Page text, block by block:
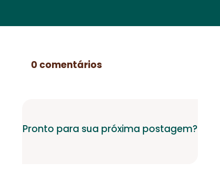
0 comentários
Pronto para sua próxima postagem?